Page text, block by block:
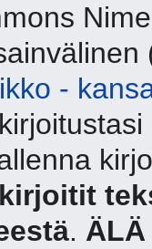
-
kirjoitit
. ÄLÄ